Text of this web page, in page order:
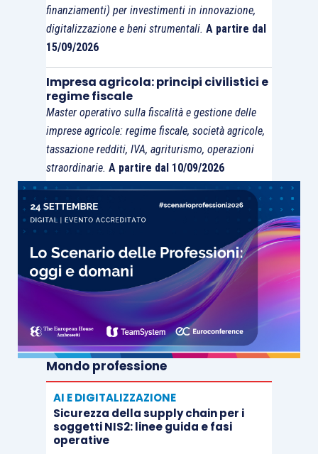
finanziamenti) per investimenti in innovazione,
digitalizzazione e beni strumentali. A partire dal
15/09/2026
Impresa agricola: principi civilistici e
regime fiscale
Master operativo sulla fiscalità e gestione delle
imprese agricole: regime fiscale, società agricole,
tassazione redditi, IVA, agriturismo, operazioni
straordinarie. A partire dal 10/09/2026
Mondo professione
AI E DIGITALIZZAZIONE
Sicurezza della supply chain per i
soggetti NIS2: linee guida e fasi
operative